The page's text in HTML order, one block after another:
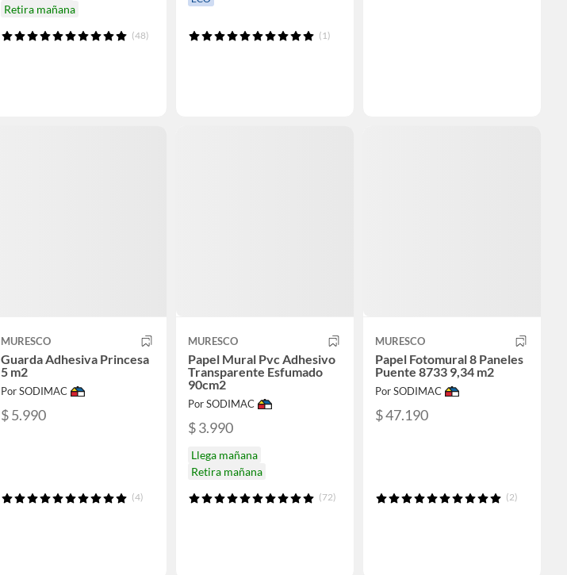
Retira mañana
(48) (1)
MURESCO
Guarda Adhesiva Princesa
5 m2
Por SODIMAC
$ 5.990
(4)
MURESCO
Papel Mural Pvc Adhesivo
Transparente Esfumado
90cm2
Por SODIMAC
$ 3.990
Llega mañana
Retira mañana
(72)
MURESCO
Papel Fotomural 8 Paneles
Puente 8733 9,34 m2
Por SODIMAC
$ 47.190
(2)